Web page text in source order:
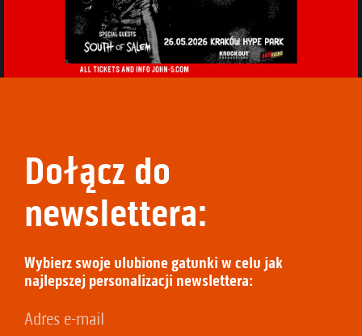
Dołącz do
newslettera:
Wybierz swoje ulubione gatunki w celu jak
najlepszej personalizacji newslettera: